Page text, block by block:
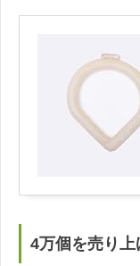
4万個を売り上